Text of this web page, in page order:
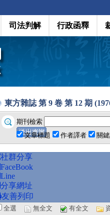
司法判解 行政函釋
東方雜誌 第 9 卷 第 12 期
期刊檢索
文章標題
作者譯者 關
社群分享
FaceBook
Line
分享網址
友善列印
全選 無全文 有全文